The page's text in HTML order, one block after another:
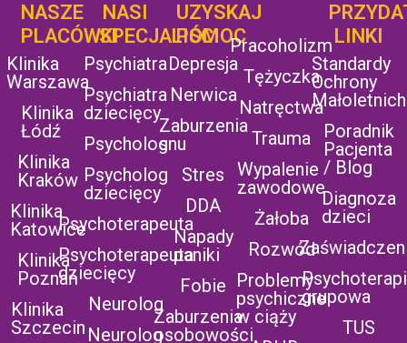
NASZE
PLACÓWKI
Klinika
Warszawa
Klinika
Łódź
Klinika
Kraków
Klinika
Katowice
Klinika
Poznań
Klinika
Szczecin
NASI
SPECJALIŚCI
Psychiatra
Psychiatra
dziecięcy
Psycholog
Psycholog
dziecięcy
Psychoterapeuta
Psychoterapeuta
dziecięcy
Neurolog
Neurolog
UZYSKAJ
POMOC
Depresja
Nerwica
Zaburzenia
snu
Stres
DDA
Napady
paniki
Fobie
Zaburzenia
osobowości
UZYSKAJ
POMOC
Pracoholizm
Tężyczka
Natręctwa
Trauma
Wypalenie
zawodowe
Żałoba
Rozwód
Problemy
psychiczne
w ciąży
LINKI
Standardy
Ochrony
Małoletnich
Poradnik
Pacjenta
/ Blog
Diagnoza
dzieci
grupowa
TUS